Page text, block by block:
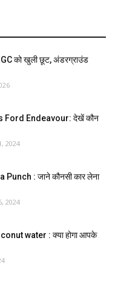
को खुली छूट, अंडरग्राउंड
Ford Endeavour: देखें कौन
2024
: जाने कौनसी कार लेना
2024
water : क्या होगा आपके